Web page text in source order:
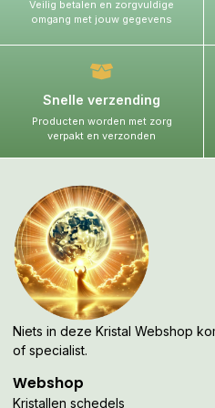
Veilig betalen en zorgvuldige
omgang met jouw gegevens
Snelle verzending
Producten worden met zorg
verpakt en verzonden
Niets in deze Kristal Webshop
of specialist.
Webshop
Kristallen schedels